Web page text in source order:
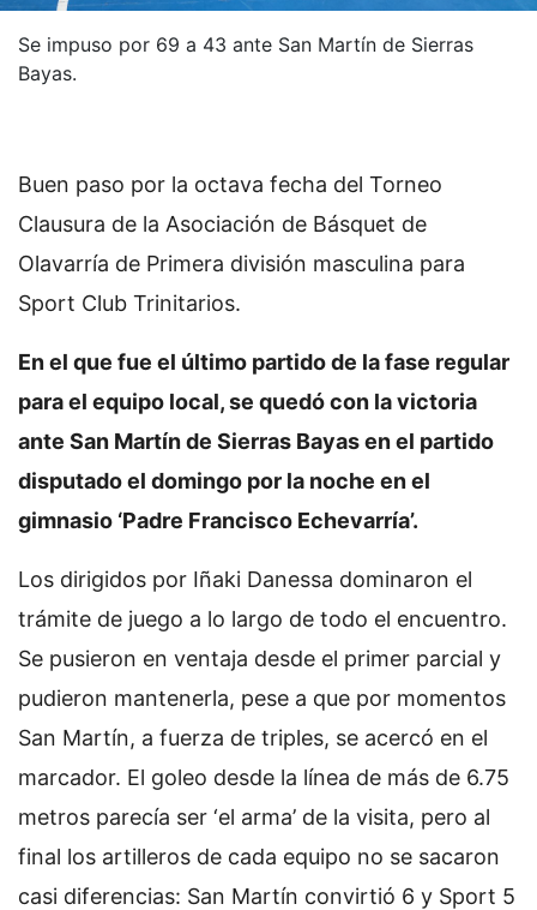
Se impuso por 69 a 43 ante San Martín de Sierras
Bayas.
Buen paso por la octava fecha del Torneo
Clausura de la Asociación de Básquet de
Olavarría de Primera división masculina para
Sport Club Trinitarios.
En el que fue el último partido de la fase regular
para el equipo local, se quedó con la victoria
ante San Martín de Sierras Bayas en el partido
disputado el domingo por la noche en el
gimnasio ‘Padre Francisco Echevarría’.
Los dirigidos por Iñaki Danessa dominaron el
trámite de juego a lo largo de todo el encuentro.
Se pusieron en ventaja desde el primer parcial y
pudieron mantenerla, pese a que por momentos
San Martín, a fuerza de triples, se acercó en el
marcador. El goleo desde la línea de más de 6.75
metros parecía ser ‘el arma’ de la visita, pero al
final los artilleros de cada equipo no se sacaron
casi diferencias: San Martín convirtió 6 y Sport 5